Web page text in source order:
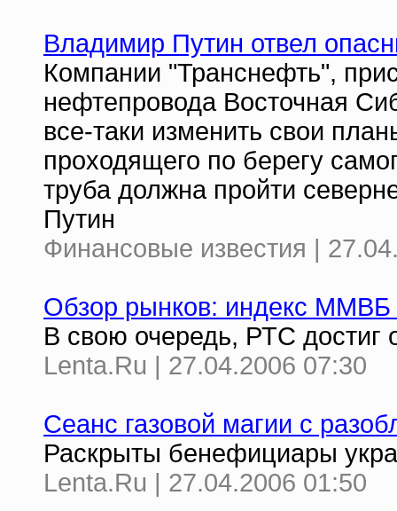
Владимир Путин отвел
Компании "Транснефть",
нефтепровода Восточная
все-таки изменить свои
проходящего по берегу
труба должна пройти
Путин
Финансовые известия |
Обзор рынков: индекс ММВБ
В свою очередь, РТС достиг
Lenta.Ru | 27.04.2006 07:30
Сеанс газовой магии с
Раскрыты бенефициары
Lenta.Ru | 27.04.2006 01:50